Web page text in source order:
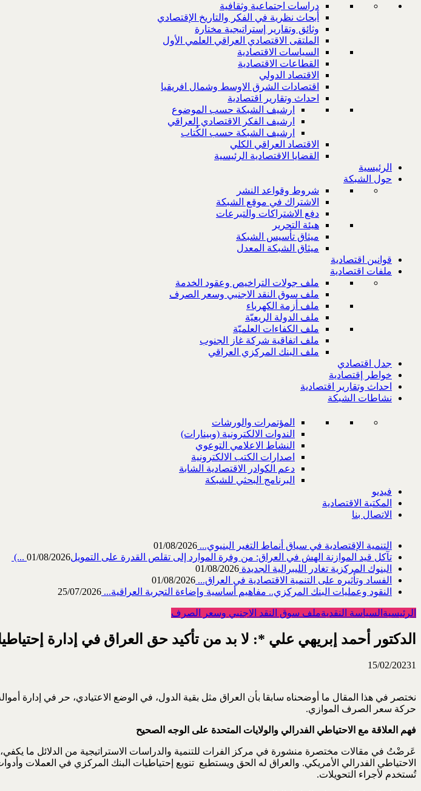
دراسات اجتماعية وثقافية
أبحاث نظرية في الفكر والتاريخ الإقتصادي
وثائق وتقارير إستراتيجية مختارة
الملتقى الاقتصادي العراقي العلمي الأول
السياسات الاقتصادية
القطاعات الاقتصادية
الاقتصاد الدولي
اقتصادات الشرق الاوسط وشمال افريقيا
احداث وتقارير اقتصادية
ارشيف الشبكة حسب الموضوع
ارشيف الفكر الاقتصادي العراقي
ارشيف الشبكة حسب الكُتاب
الاقتصاد العراقي الكلي
القضايا الاقتصادية الرئيسية
الرئيسية
حول الشبكة
شروط وقواعد النشر
الاشتراك في موقع الشبكة
دفع الاشتراكات والتبرعات
هيئة التحرير
ميثاق تأسيس الشبكة
ميثاق الشبكة المعدل
قوانين اقتصادية
ملفات اقتصادية
ملف جولات التراخيص وعقود الخدمة
ملف سوق النقد الاجنبي وسعر الصرف
ملف أزمة الكهرباء
ملف الدولة الريعيّة
ملف الكفاءات العلميّة
ملف اتفاقية شركة غاز الجنوب
ملف البنك المركزي العراقي
جدل اقتصادي
خواطر إقتصادية
احداث وتقارير اقتصادية
نشاطات الشبكة
المؤتمرات والورشات
الندوات الالكترونية (وبينارات)
النشاط الاعلامي التوعوي
اصدارات الكتب الالكترونية
دعم الكوادر الاقتصادية الشابة
البرنامج البحثي للشبكة
فيديو
المكتبة الاقتصادية
الاتصال بنا
التنمية الإقتصادية في سياق أنماط التغير البنيوي... 01/08/2026
تآكل قيد الموازنة الهش في العراق: من وفرة الموارد إلى تقلص القدرة على التمويل‎ (...01/08/2026
البنوك المركزية تغادر الليبرالية الجديدة 01/08/2026
الفساد وتأثيره على التنمية الاقتصادية في العراق... 01/08/2026
النقود وعمليات البنك المركزي.. مفاهيم أساسية وإضاءة التجربة العراقية... 25/07/2026
الرئيسية السياسة النقديةملف سوق النقد الاجنبي وسعر الصرف
الدكتور أحمد إبريهي علي *: لا بد من تأكيد حق العراق في إدارة
15/02/20231
نختصر في هذا المقال ما أوضحناه سابقا بأن العراق مثل بقية الدول، في الوضع الاعتيادي، حر في إدارة
حركة سعر الصرف الموازي.
فهم العلاقة مع الاحتياطي الفدرالي والولايات المتحدة على الوجه الصحيح
عَرضْتُ في مقالات مختصرة منشورة في مركز الفرات للتنمية والدراسات الاستراتيجية من الدلائل ما
تُستخدم لأجراء التحويلات.